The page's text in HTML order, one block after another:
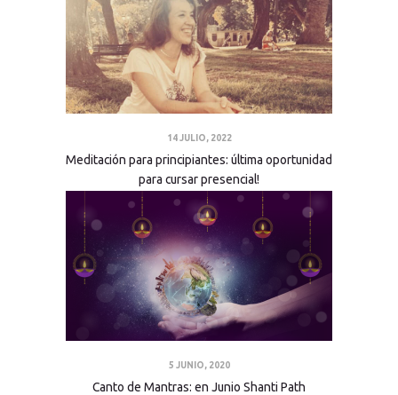
14 JULIO, 2022
Meditación para principiantes: última oportunidad
para cursar presencial!
5 JUNIO, 2020
Canto de Mantras: en Junio Shanti Path